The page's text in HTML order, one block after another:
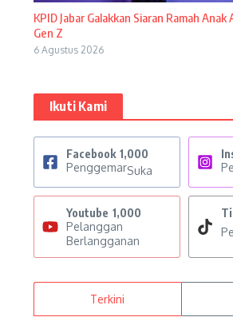
KPID Jabar Galakkan Siaran Ramah
Gen Z
6 Agustus 2026
Ikuti Kami
Facebook 1,000
PenggemarSuka
Youtube 1,000
Pelanggan
Berlangganan
Terkini